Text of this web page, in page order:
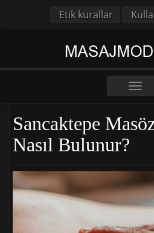
Etik kurallar
Sancaktepe
Nasıl Bulunur?